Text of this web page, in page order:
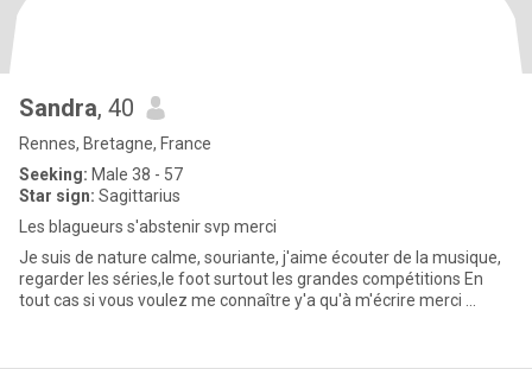
Sandra, 40
Rennes, Bretagne, France
Seeking: Male 38 - 57
Star sign: Sagittarius
Les blagueurs s'abstenir svp merci
Je suis de nature calme, souriante, j'aime écouter de la musique,
regarder les séries,le foot surtout les grandes compétitions En
tout cas si vous voulez me connaître y'a qu'à m'écrire merci ...